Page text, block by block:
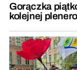
Gorączka
kolejnej